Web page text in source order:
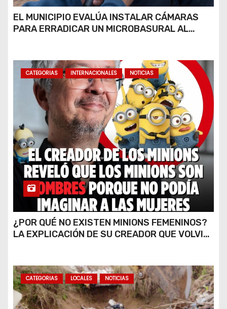
EL MUNICIPIO EVALÚA INSTALAR CÁMARAS
PARA ERRADICAR UN MICROBASURAL AL
CATEGORIAS INTERNACIONALES NOTICIAS
¿POR QUÉ NO EXISTEN MINIONS FEMENINOS?
LA EXPLICACIÓN DE SU CREADOR QUE VOLVIÓ
CATEGORIAS LOCALES NOTICIAS